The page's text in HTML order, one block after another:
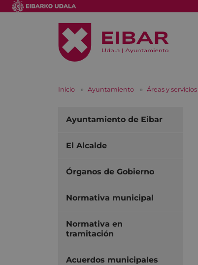
Inicio Ayuntamiento Áreas y servicios
Ayuntamiento de Eibar
El Alcalde
Órganos de Gobierno
Normativa municipal
Normativa en
tramitación
Acuerdos municipales